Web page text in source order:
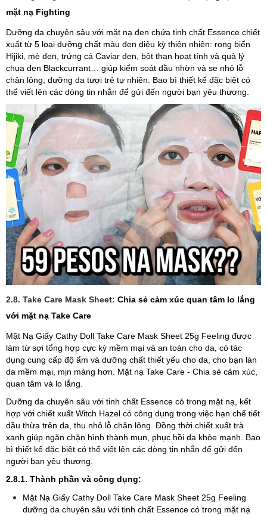
mặt nạ Fighting
Dưỡng da chuyên sâu với mặt nạ đen chứa tinh chất Essence chiết
xuất từ 5 loại dưỡng chất màu đen diệu kỳ thiên nhiên: rong biển
Hijiki, mè đen, trứng cá Caviar đen, bột than hoạt tính và quả lý
chua đen Blackcurrant… giúp kiểm soát dầu nhờn và se nhỏ lỗ
chân lông, dưỡng da tươi trẻ tự nhiên. Bao bì thiết kế đặc biệt có
thể viết lên các dòng tin nhắn để gửi đến người bạn yêu thương.
2.8. Take Care Mask Sheet: Chia sẻ cảm xúc quan tâm lo lắng
với mặt nạ Take Care
Mặt Nạ Giấy Cathy Doll Take Care Mask Sheet 25g Feeling được
làm từ sợi tổng hợp cực kỳ mềm mại và an toàn cho da, có tác
dụng cung cấp độ ẩm và dưỡng chất thiết yếu cho da, cho bạn làn
da mềm mại, mịn màng hơn. Mặt nạ Take Care - Chia sẻ cảm xúc,
quan tâm và lo lắng.
Dưỡng da chuyên sâu với tinh chất Essence có trong mặt nạ, kết
hợp với chiết xuất Witch Hazel có công dụng trong việc hạn chế tiết
dầu thừa trên da, thu nhỏ lỗ chân lông. Đồng thời chiết xuất trà
xanh giúp ngăn chặn hình thành mụn, phục hồi da khỏe mạnh. Bao
bì thiết kế đặc biệt có thể viết lên các dòng tin nhắn để gửi đến
người bạn yêu thương.
2.8.1. Thành phần và công dụng:
Mặt Nạ Giấy Cathy Doll Take Care Mask Sheet 25g Feeling
dưỡng da chuyên sâu với tinh chất Essence có trong mặt nạ